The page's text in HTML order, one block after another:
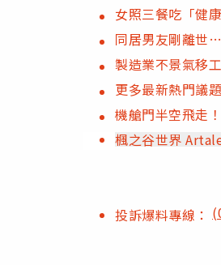
女照三餐吃「健
同居男友剛離世
製造業不景氣移
更多最新熱門議
機艙門半空飛走
楓之谷世界
投訴爆料專線：